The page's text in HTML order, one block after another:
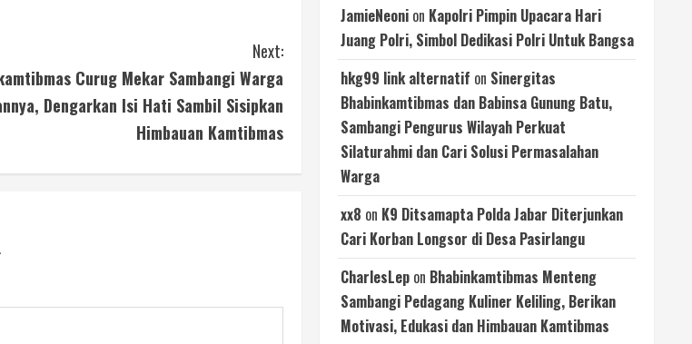
Next:
Curug Mekar Sambangi Warga
Dengarkan Isi Hati Sambil Sisipkan
Himbauan Kamtibmas
JamieNeoni on Kapolri Pimpin Upacara Hari
Juang Polri, Simbol Dedikasi Polri Untuk Bangsa
hkg99 link alternatif on Sinergitas
Bhabinkamtibmas dan Babinsa Gunung Batu,
Sambangi Pengurus Wilayah Perkuat
Silaturahmi dan Cari Solusi Permasalahan
Warga
xx8 on K9 Ditsamapta Polda Jabar Diterjunkan
Cari Korban Longsor di Desa Pasirlangu
CharlesLep on Bhabinkamtibmas Menteng
Sambangi Pedagang Kuliner Keliling, Berikan
Motivasi, Edukasi dan Himbauan Kamtibmas